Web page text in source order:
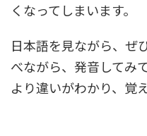
くなってしまいます。
日本語を見ながら、ぜ
べながら、発音してみ
より違いがわかり、覚